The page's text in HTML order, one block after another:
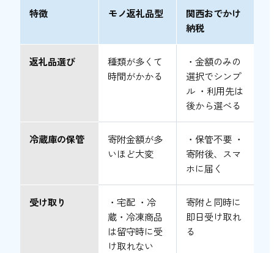
特徴 モノ返礼品型
関西おでかけ
納税
返礼品選び
種類が多くて
時間がかかる
・金額のみの
選択でシンプ
ル ・利用先は
後から選べる
冷蔵庫の保管
寄附金額が多
いほど大変
・保管不要 ・
寄附後、スマ
ホに届く
受け取り
・宅配 ・冷
蔵・冷凍商品
は留守時に受
け取れない
寄附と同時に
即日受け取れ
る